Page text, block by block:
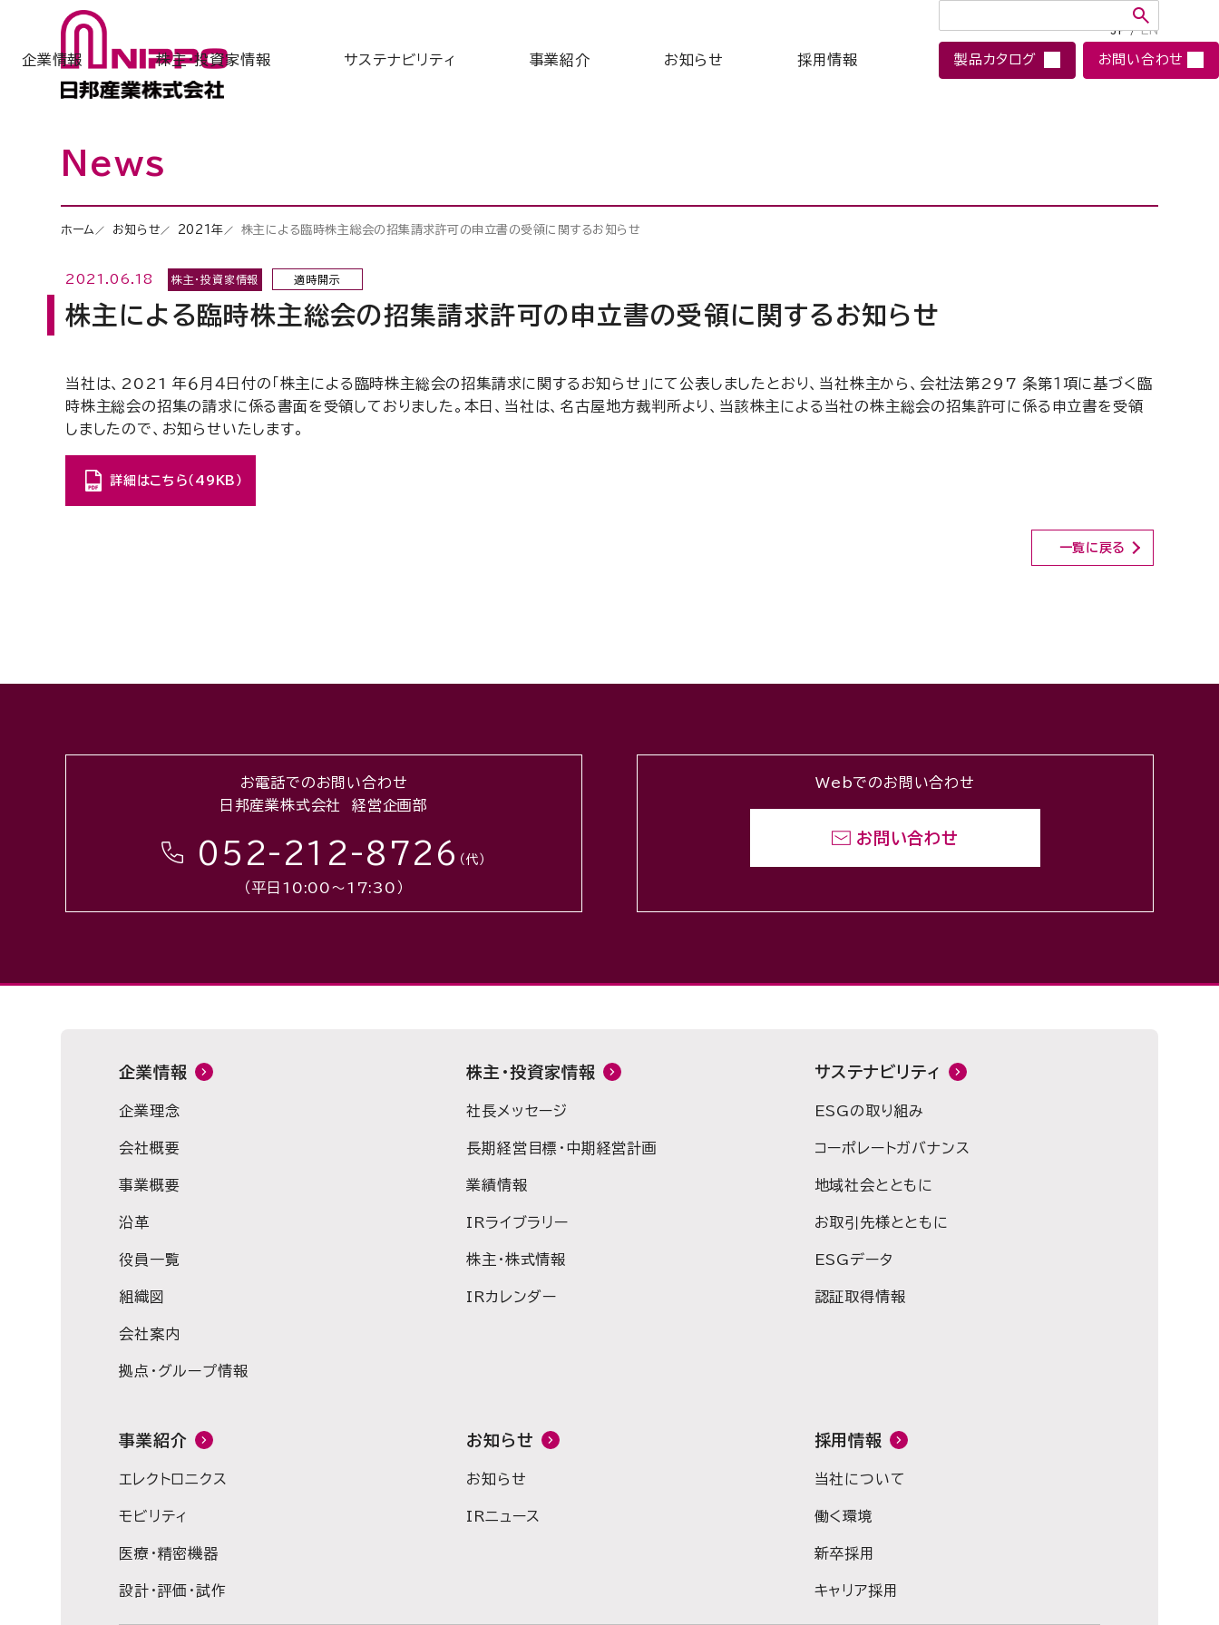
JP / EN
企業情報 株主・投資家情報 サステナビリティ 事業紹介 お知らせ 採用情報 製品カタログ お問い合わせ
News
ホーム お知らせ 2021年 株主による臨時株主総会の招集請求許可の申立書の受領に関するお知らせ
2021.06.18 株主・投資家情報 適時開示
株主による臨時株主総会の招集請求許可の申立書の受領に関するお知らせ
当社は、2021 年６月４日付の「株主による臨時株主総会の招集請求に関するお知らせ」にて公表しましたとおり、当社株主から、会社法第297 条第１項に基づく臨
時株主総会の招集の請求に係る書面を受領しておりました。本日、当社は、名古屋地方裁判所より、当該株主による当社の株主総会の招集許可に係る申立書を受領
しましたので、お知らせいたします。
詳細はこちら（49KB）
一覧に戻る
お電話でのお問い合わせ
日邦産業株式会社 経営企画部
052-212-8726 （代）
（平日10:00〜17:30）
Webでのお問い合わせ
お問い合わせ
企業情報
企業理念
会社概要
事業概要
沿革
役員一覧
組織図
会社案内
拠点・グループ情報
株主・投資家情報
社長メッセージ
長期経営目標・中期経営計画
業績情報
IRライブラリー
株主・株式情報
IRカレンダー
サステナビリティ
ESGの取り組み
コーポレートガバナンス
地域社会とともに
お取引先様とともに
ESGデータ
認証取得情報
事業紹介
エレクトロニクス
モビリティ
医療・精密機器
設計・評価・試作
お知らせ
お知らせ
IRニュース
採用情報
当社について
働く環境
新卒採用
キャリア採用